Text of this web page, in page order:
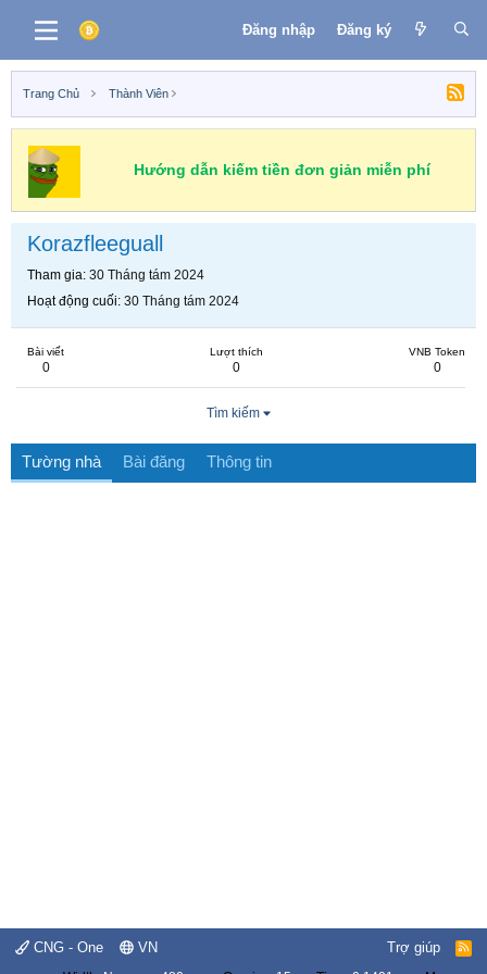
Đăng nhập Đăng ký
Trang Chủ Thành Viên
Hướng dẫn kiếm tiền đơn giản miễn phí
Korazfleeguall
Tham gia 30 Tháng tám 2024
Hoạt động cuối 30 Tháng tám 2024
Bài viết
0
Lượt thích
0
VNB Token
0
Tìm kiếm
Tường nhà Bài đăng Thông tin
CNG - One VN Trợ giúp
R